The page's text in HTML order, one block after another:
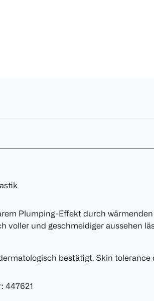
Plumping-Effekt durch
voller und geschmeidiger aussehen
bestätigt. Skin
: 447621